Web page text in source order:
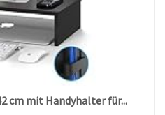
cm mit Handyhalter für...